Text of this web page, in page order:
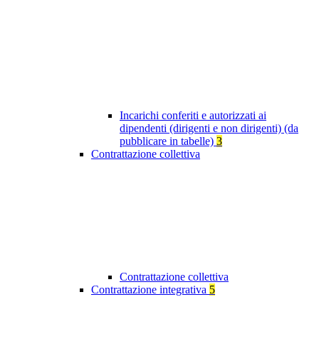
Incarichi conferiti e autorizzati ai
dipendenti (dirigenti e non dirigenti) (da
pubblicare in tabelle) 3
Contrattazione collettiva
Contrattazione collettiva
Contrattazione integrativa 5